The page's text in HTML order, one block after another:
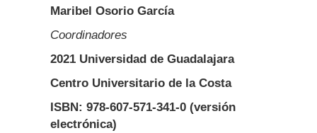
Maribel Osorio García
Coordinadores
2021 Universidad de Guadalajara
Centro Universitario de la Costa
ISBN: 978-607-571-341-0 (versión
electrónica)